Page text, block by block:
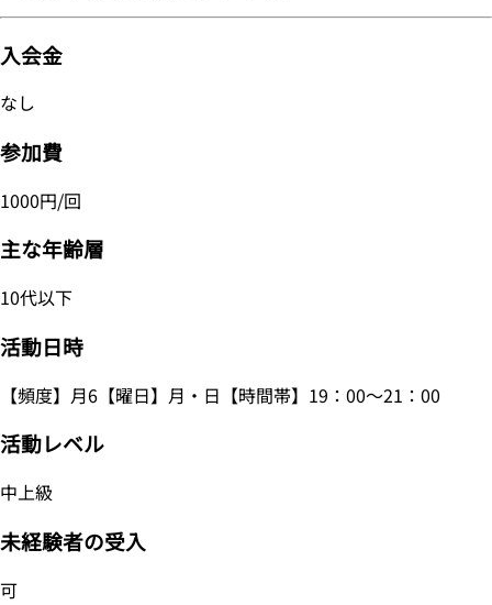
入会金
なし
参加費
1000円/回
主な年齢層
10代以下
活動日時
【頻度】月6【曜日】月・日【時間帯】19：00～21：00
活動レベル
中上級
未経験者の受入
可